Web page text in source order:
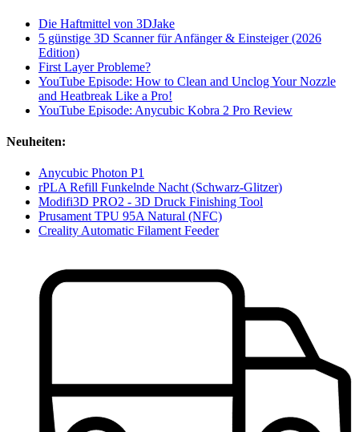
Die Haftmittel von 3DJake
5 günstige 3D Scanner für Anfänger & Einsteiger (2026
Edition)
First Layer Probleme?
YouTube Episode: How to Clean and Unclog Your Nozzle
and Heatbreak Like a Pro!
YouTube Episode: Anycubic Kobra 2 Pro Review
Neuheiten:
Anycubic Photon P1
rPLA Refill Funkelnde Nacht (Schwarz-Glitzer)
Modifi3D PRO2 - 3D Druck Finishing Tool
Prusament TPU 95A Natural (NFC)
Creality Automatic Filament Feeder